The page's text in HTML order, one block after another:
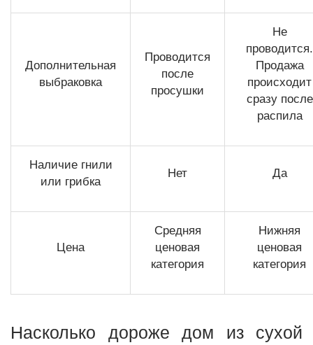
Дополнительная
выбраковка
Проводится
после
просушки
Не
проводится.
Продажа
происходит
сразу после
распила
Наличие гнили
или грибка
Нет Да
Цена
Средняя
ценовая
категория
Нижняя
ценовая
категория
Насколько дороже дом из сухой